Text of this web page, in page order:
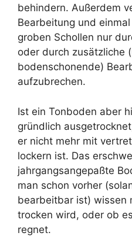
behindern. Außerdem
Bearbeitung und
groben Schollen nur
oder durch zusätzliche
bodenschonende)
aufzubrechen.
Ist ein Tonboden aber
gründlich
er nicht mehr mit
lockern ist. Das
jahrgangsangepaßte
man schon vorher
bearbeitbar ist) wissen
trocken wird, oder ob
regnet.